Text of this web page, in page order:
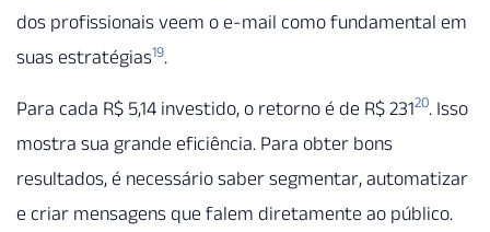
dos profissionais veem o e-mail como fundamental em
suas estratégias19.
Para cada R$ 5,14 investido, o retorno é de R$ 23120. Isso
mostra sua grande eficiência. Para obter bons
resultados, é necessário saber segmentar, automatizar
e criar mensagens que falem diretamente ao público.